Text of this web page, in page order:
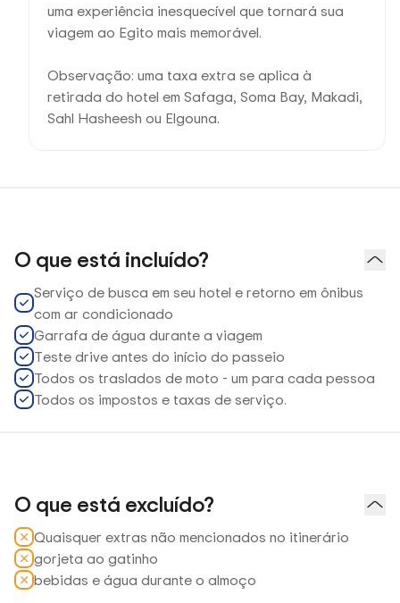
uma experiência inesquecível que tornará sua
viagem ao Egito mais memorável.
Observação: uma taxa extra se aplica à
retirada do hotel em Safaga, Soma Bay, Makadi,
Sahl Hasheesh ou Elgouna.
O que está incluído?
Serviço de busca em seu hotel e retorno em ônibus
com ar condicionado
Garrafa de água durante a viagem
Teste drive antes do início do passeio
Todos os traslados de moto - um para cada pessoa
Todos os impostos e taxas de serviço.
O que está excluído?
Quaisquer extras não mencionados no itinerário
gorjeta ao gatinho
bebidas e água durante o almoço